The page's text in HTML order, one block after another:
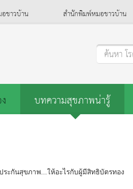
ชาวบ้าน สำนักพิมพ์หมอชาวบ้าน
ค้นหา โ
บทความสุขภาพน่ารู้
ะกันสุขภาพ...ให้อะไรกับผู้มีสิทธิบัตรทอง